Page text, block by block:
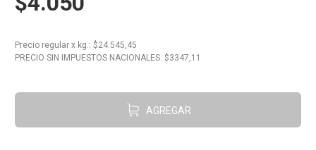
Precio regular x kg. : $24.545,45
PRECIO SIN IMPUESTOS NACIONALES: $3347,11
AGREGAR
. Carne